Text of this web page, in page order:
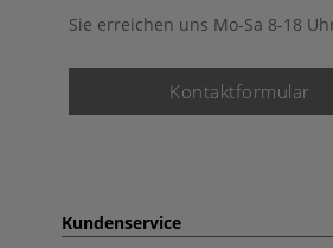
Sie erreichen uns Mo-Sa 8-18
Kontaktformular
Kundenservice